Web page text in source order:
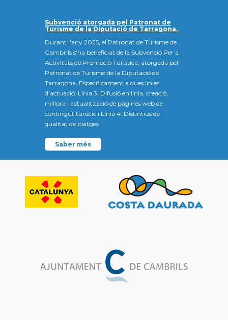
Subvenció atorgada pel Patronat de
Turisme de la Diputació de Tarragona.
Durant l'any 2025, el Patronat de Turisme de
Cambrils s'ha beneficiat de la Subvenció Per a
Activitats de Promoció Turística, atorgada pel
Patronat de Turisme de la Diputació de
Tarragona. Específicament a dues línies
d'actuació: Línia 3: Difusió en línia, creació,
millora i actualització de pàgines web de
contingut turístic i Línia 4: Distintius de
qualitat de platges.
Saber més